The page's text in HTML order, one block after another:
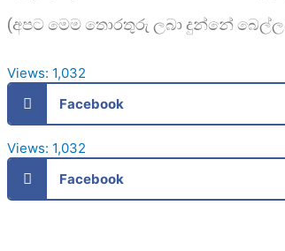
(අපට මෙම තොරතුරු ලබා දුන්නේ
Views: 1,032
Facebook
Views: 1,032
Facebook